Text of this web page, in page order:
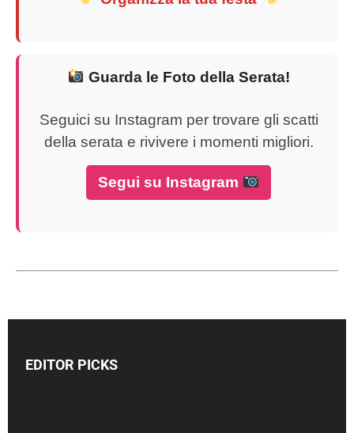
Guarda le Foto della Serata!
Seguici su Instagram per trovare gli scatti
della serata e rivivere i momenti migliori.
Segui su Instagram
EDITOR PICKS